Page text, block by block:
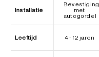
Installatie
Bevestiging
met
autogordel
Leeftijd 4 - 12 jaren